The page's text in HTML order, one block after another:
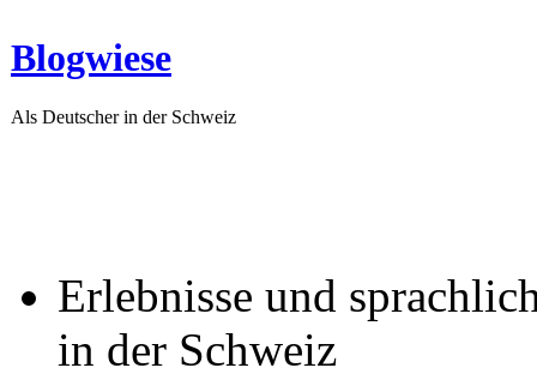
Blogwiese
Als Deutscher in der Schweiz
Erlebnisse und
in der Schweiz